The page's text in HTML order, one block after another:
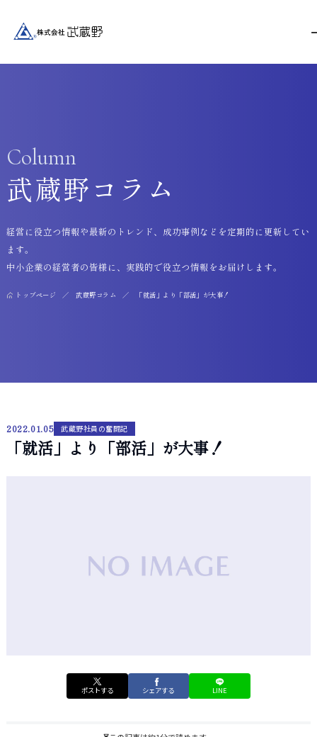
Column
武蔵野コラム
トップページ 武蔵野コラム 「就活」より「部活」が大事！
経営に役立つ情報や最新のトレンド、成功事例などを定期的に更新してい
ます。
中小企業の経営者の皆様に、実践的で役立つ情報をお届けします。
2022.01.05 武蔵野社員の奮闘記
「就活」より「部活」が大事！
ポストする シェアする LINE